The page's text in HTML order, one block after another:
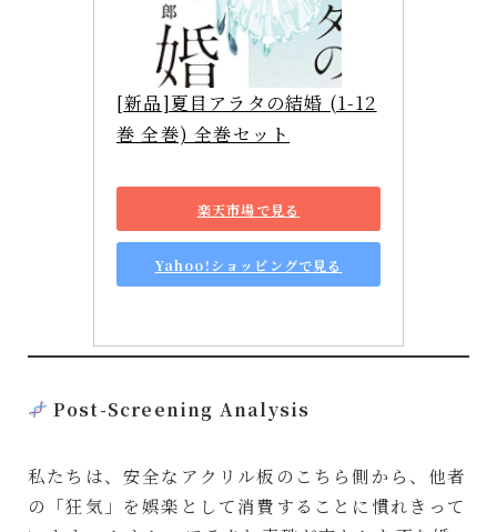
[新品]夏目アラタの結婚 (1-12
巻 全巻) 全巻セット
楽天市場で見る
Yahoo!ショッピングで見る
Post-Screening Analysis
私たちは、安全なアクリル板のこちら側から、他者
の「狂気」を娯楽として消費することに慣れきって